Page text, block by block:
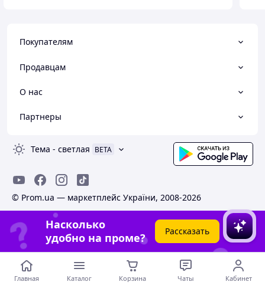
Покупателям
Продавцам
О нас
Партнеры
Тема - светлая BETA
© Prom.ua — маркетплейс України, 2008-2026
Насколько
удобно на проме?
Рассказать
Главная Каталог Корзина Чаты Кабинет